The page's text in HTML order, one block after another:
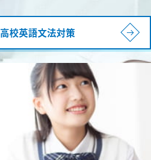
高校英語文法対策